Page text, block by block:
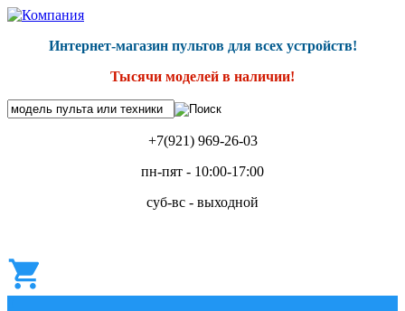
Интернет-магазин пультов для всех устройств!
Тысячи моделей в наличии!
+7(921) 969-26-03
пн-пят - 10:00-17:00
суб-вс - выходной